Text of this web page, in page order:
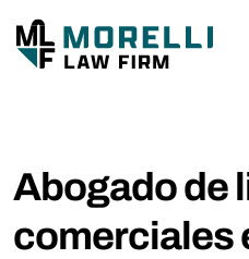
Abogado de
comerciales